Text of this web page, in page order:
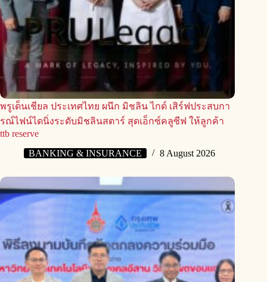
พรูเด็นเชียล ประเทศไทย ผนึก มิชลิน ไกด์ เสิร์ฟประสบกา
รณ์ไฟน์ไดนิ่งระดับมิชลินสตาร์ สุดเอ็กซ์คลูซีฟ ให้ลูกค้า
ttb reserve
BANKING & INSURANCE
8 August 2026